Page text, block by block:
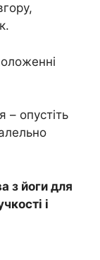
– опустіть
з йоги для
і